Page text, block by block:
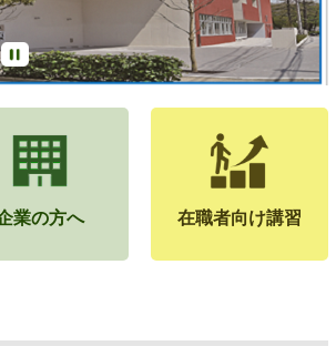
業の方へ 在職者向け講習